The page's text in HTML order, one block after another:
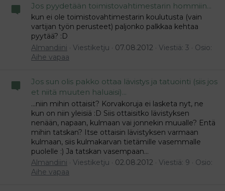
Jos pyydetään toimistovahtimestarin hommiin...
kun ei ole toimistovahtimestarin koulutusta (vain
vartijan työn perusteet) paljonko palkkaa kehtaa
pyytää? :D
Almandiini
Viestiketju 07.08.2012 Viestiä: 3
Osio:
Aihe vapaa
Jos sun olis pakko ottaa lävistys ja tatuointi (siis jos
et niitä muuten haluaisi)...
...niin mihin ottaisit? Korvakoruja ei lasketa nyt, ne
kun on niin yleisiä :D Siis ottaisitko lävistyksen
nenään, napaan, kulmaan vai jonnekin muualle? Entä
mihin tatskan? Itse ottaisin lävistyksen varmaan
kulmaan, siis kulmakarvan tietämille vasemmalle
puolelle :) Ja tatskan vasempaan...
Almandiini
Viestiketju 02.08.2012 Viestiä: 9
Osio:
Aihe vapaa